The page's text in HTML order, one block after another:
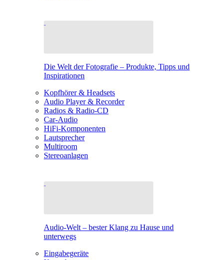
Die Welt der Fotografie – Produkte, Tipps und
Inspirationen
Kopfhörer & Headsets
Audio Player & Recorder
Radios & Radio-CD
Car-Audio
HiFi-Komponenten
Lautsprecher
Multiroom
Stereoanlagen
Audio-Welt – bester Klang zu Hause und
unterwegs
Eingabegeräte